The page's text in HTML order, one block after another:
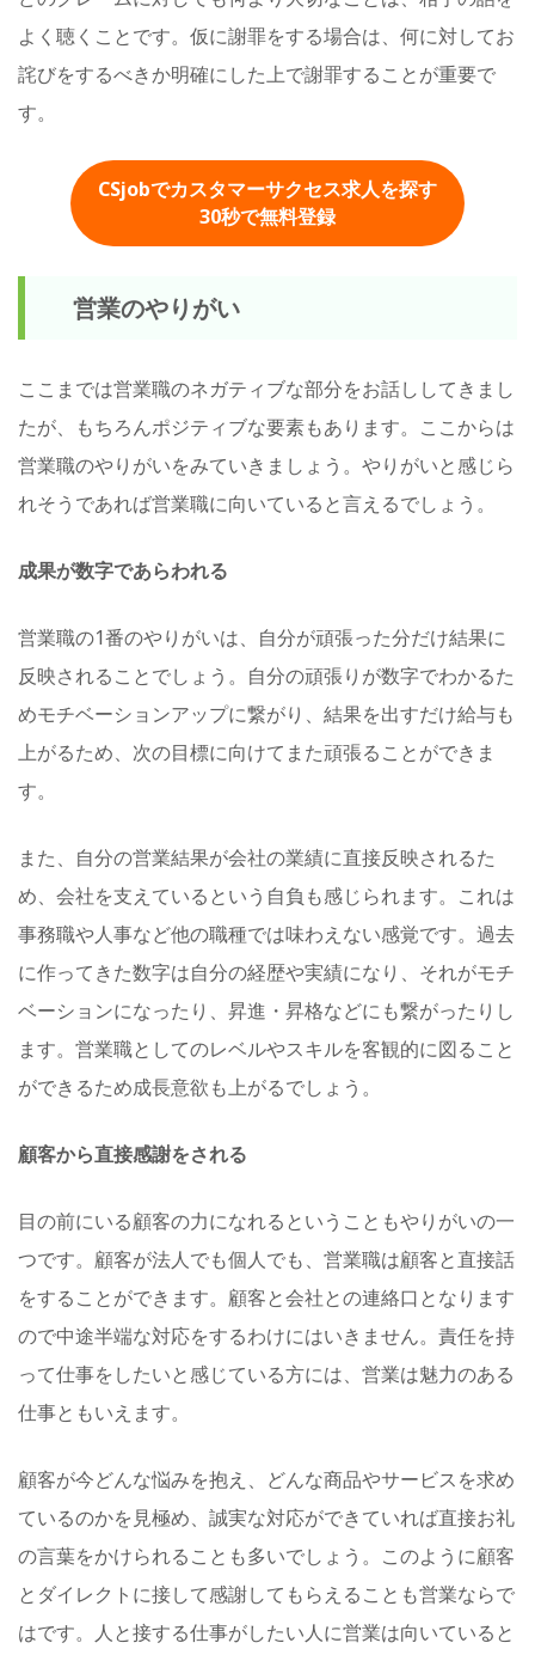
よく聴くことです。仮に謝罪をする場合は、何に対してお
詫びをするべきか明確にした上で謝罪することが重要で
す。
CSjobでカスタマーサクセス求人を探す
30秒で無料登録
営業のやりがい
ここまでは営業職のネガティブな部分をお話ししてきまし
たが、もちろんポジティブな要素もあります。ここからは
営業職のやりがいをみていきましょう。やりがいと感じら
れそうであれば営業職に向いていると言えるでしょう。
成果が数字であらわれる
営業職の1番のやりがいは、自分が頑張った分だけ結果に
反映されることでしょう。自分の頑張りが数字でわかるた
めモチベーションアップに繋がり、結果を出すだけ給与も
上がるため、次の目標に向けてまた頑張ることができま
す。
また、自分の営業結果が会社の業績に直接反映されるた
め、会社を支えているという自負も感じられます。これは
事務職や人事など他の職種では味わえない感覚です。過去
に作ってきた数字は自分の経歴や実績になり、それがモチ
ベーションになったり、昇進・昇格などにも繋がったりし
ます。営業職としてのレベルやスキルを客観的に図ること
ができるため成長意欲も上がるでしょう。
顧客から直接感謝をされる
目の前にいる顧客の力になれるということもやりがいの一
つです。顧客が法人でも個人でも、営業職は顧客と直接話
をすることができます。顧客と会社との連絡口となります
ので中途半端な対応をするわけにはいきません。責任を持
って仕事をしたいと感じている方には、営業は魅力のある
仕事ともいえます。
顧客が今どんな悩みを抱え、どんな商品やサービスを求め
ているのかを見極め、誠実な対応ができていれば直接お礼
の言葉をかけられることも多いでしょう。このように顧客
とダイレクトに接して感謝してもらえることも営業ならで
はです。人と接する仕事がしたい人に営業は向いていると